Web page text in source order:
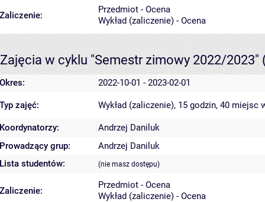
Zaliczenie:
Przedmiot - Ocena
Wykład (zaliczenie) - Ocena
Zajęcia w cyklu "Semestr zimowy 2022/2023"
Okres: 2022-10-01 - 2023-02-01
Typ zajęć: Wykład (zaliczenie), 15 godzin, 40 miejsc
Koordynatorzy:
Andrzej Daniluk
Prowadzący grup:
Andrzej Daniluk
Lista studentów:
(nie masz dostępu)
Zaliczenie:
Przedmiot - Ocena
Wykład (zaliczenie) - Ocena